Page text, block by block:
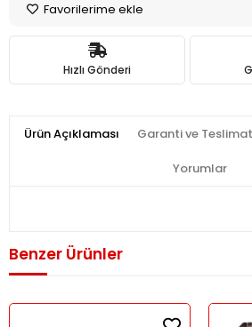
Favorilerime ekle
Hızlı Gönderi
Ürün Açıklaması Garanti ve Teslimat
Yorumlar
Benzer Ürünler